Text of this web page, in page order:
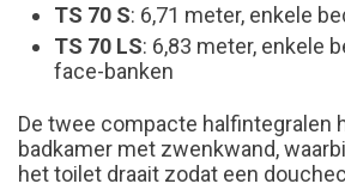
TS 70 S: 6,71 meter, enkele
TS 70 LS: 6,83 meter, enkele
face-banken
De twee compacte halfintegralen
badkamer met zwenkwand,
het toilet draait zodat een